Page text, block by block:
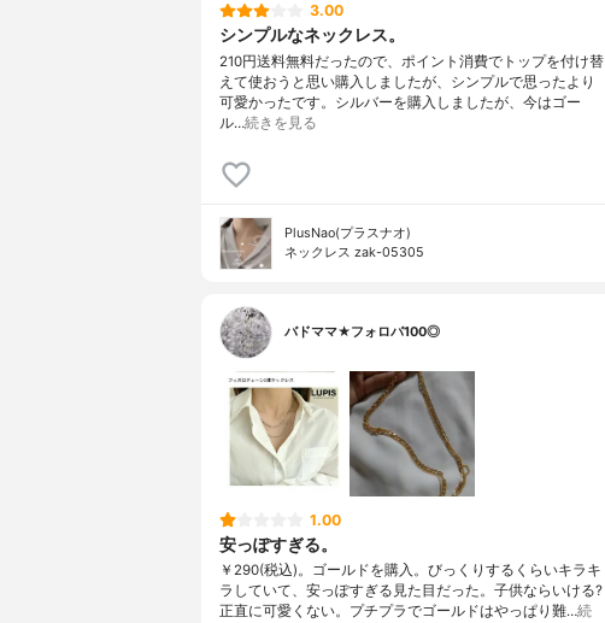
3.00
シンプルなネックレス。
210円送料無料だったので、ポイント消費でトップを付け替
えて使おうと思い購入しましたが、シンプルで思ったより
可愛かったです。シルバーを購入しましたが、今はゴー
ル…続きを見る
PlusNao(プラスナオ)
ネックレス zak-05305
バドママ★フォロバ100◎
1.00
安っぽすぎる。
￥290(税込)。ゴールドを購入。びっくりするくらいキラキ
ラしていて、安っぽすぎる見た目だった。子供ならいける?
正直に可愛くない。プチプラでゴールドはやっぱり難…続